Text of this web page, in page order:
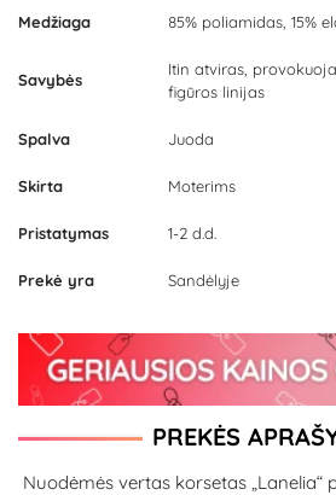
Medžiaga 85% poliamidas, 15%
Savybės
Itin atviras,
figūros linijas
Spalva Juoda
Skirta Moterims
Pristatymas 1-2 d.d.
Prekė yra Sandėlyje
PREKĖS
Nuodėmės vertas korsetas „Lanelia“